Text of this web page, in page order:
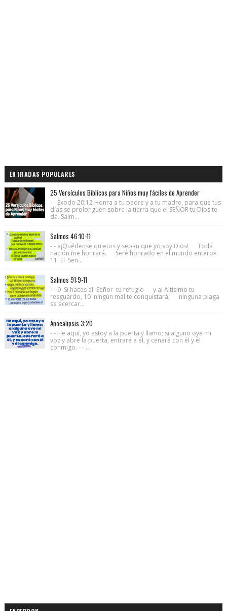
ENTRADAS POPULARES
25 Versículos Bíblicos para Niños muy fáciles de Aprender
- - Éxodo 20:12 Honra a tu padre y a tu madre, para que tus
días se prolonguen sobre la tierra que el SEÑOR tu Dios te
da. Salm...
Salmos 46:10-11
- - «¡Quédense quietos y sepan que yo soy Dios! Toda
nación me honrará. Seré honrado en el mundo entero».
11 El Señ...
Salmos 91:9-11
- - 9 Si haces al Señor tu refugio y al Altísimo tu
resguardo, 10 ningún mal te conquistará; ninguna plaga
se acercar...
Apocalipsis 3:20
- - He aquí, yo estoy a la puerta y llamo; si alguno oye mi
voz y abre la puerta, entraré a él, y cenaré con él y él
conmigo. - - ...